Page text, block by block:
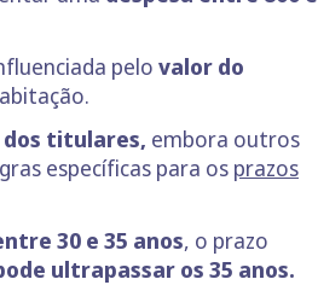
pelo valor do
dos titulares, embora outros
específicas para os prazos
30 e 35 anos, o prazo
ultrapassar os 35 anos.